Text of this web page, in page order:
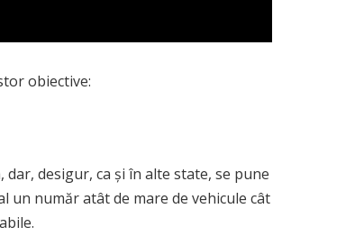
obiective:
desigur, ca și în alte state, se pune
un număr atât de mare de vehicule cât